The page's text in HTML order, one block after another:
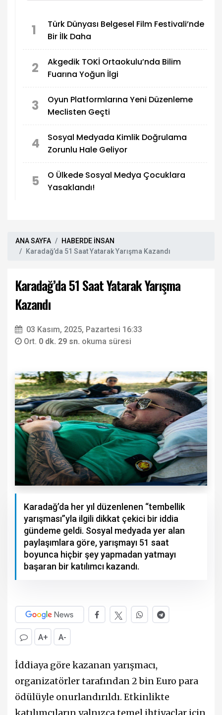
1
Türk Dünyası Belgesel Film Festivali’nde
Bir İlk Daha
2
Akgedik TOKİ Ortaokulu’nda Bilim
Fuarına Yoğun İlgi
3
Oyun Platformlarına Yeni Düzenleme
Meclisten Geçti
4
Sosyal Medyada Kimlik Doğrulama
Zorunlu Hale Geliyor
5
O Ülkede Sosyal Medya Çocuklara
Yasaklandı!
ANA SAYFA
HABERDE İNSAN
Karadağ’da 51 Saat Yatarak Yarışma Kazandı
Karadağ’da 51 Saat Yatarak Yarışma
Kazandı
03 Kasım, 2025, Pazartesi 16:33
Ort. 0 dk. 29 sn. okuma süresi
Karadağ’da her yıl düzenlenen “tembellik
yarışması”yla ilgili dikkat çekici bir iddia
gündeme geldi. Sosyal medyada yer alan
paylaşımlara göre, yarışmayı 51 saat
boyunca hiçbir şey yapmadan yatmayı
başaran bir katılımcı kazandı.
A+ A-
İddiaya göre kazanan yarışmacı,
organizatörler tarafından 2 bin Euro para
ödülüyle onurlandırıldı. Etkinlikte